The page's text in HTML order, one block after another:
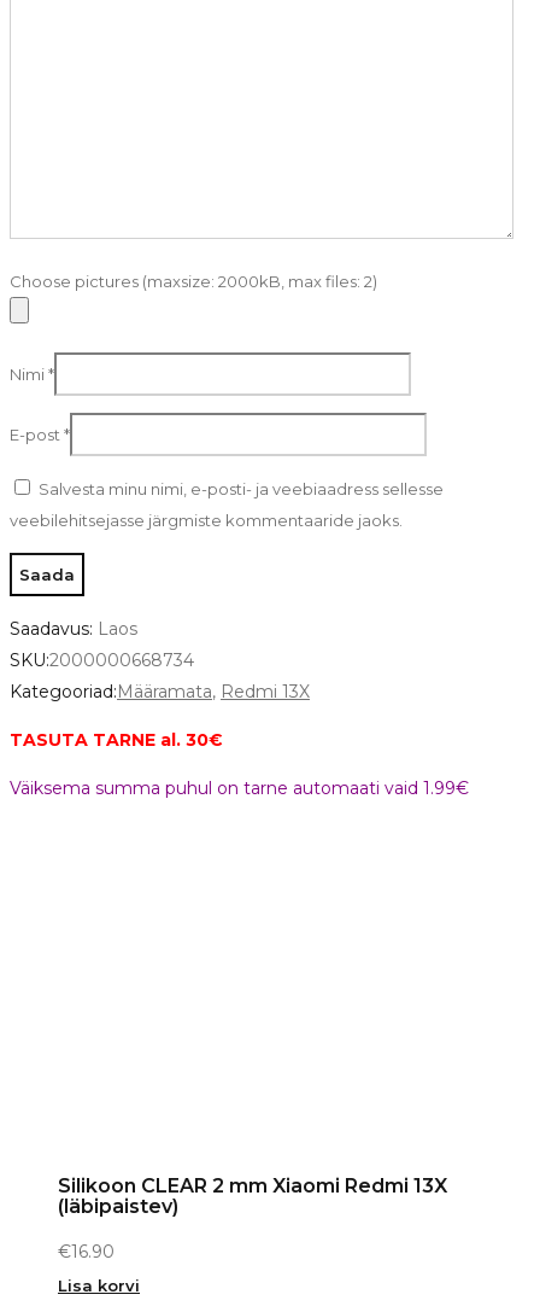
Choose pictures (maxsize: 2000kB, max files: 2)
Nimi*
E-post *
Salvesta minu nimi, e-posti- ja veebiaadress sellesse
veebilehitsejasse järgmiste kommentaaride jaoks.
Saadavus: Laos
SKU:2000000668734
Kategooriad:Määramata, Redmi 13X
TASUTA TARNE al. 30€
Väiksema summa puhul on tarne automaati vaid 1.99€
Silikoon CLEAR 2 mm Xiaomi Redmi 13X
(läbipaistev)
€16.90
Lisa korvi